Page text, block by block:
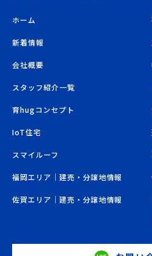
ホーム
新着情報
会社概要
スタッフ紹介一覧
育hugコンセプト
IoT住宅
スマイルーフ
福岡エリア｜建売・分譲地情報
佐賀エリア｜建売・分譲地情報